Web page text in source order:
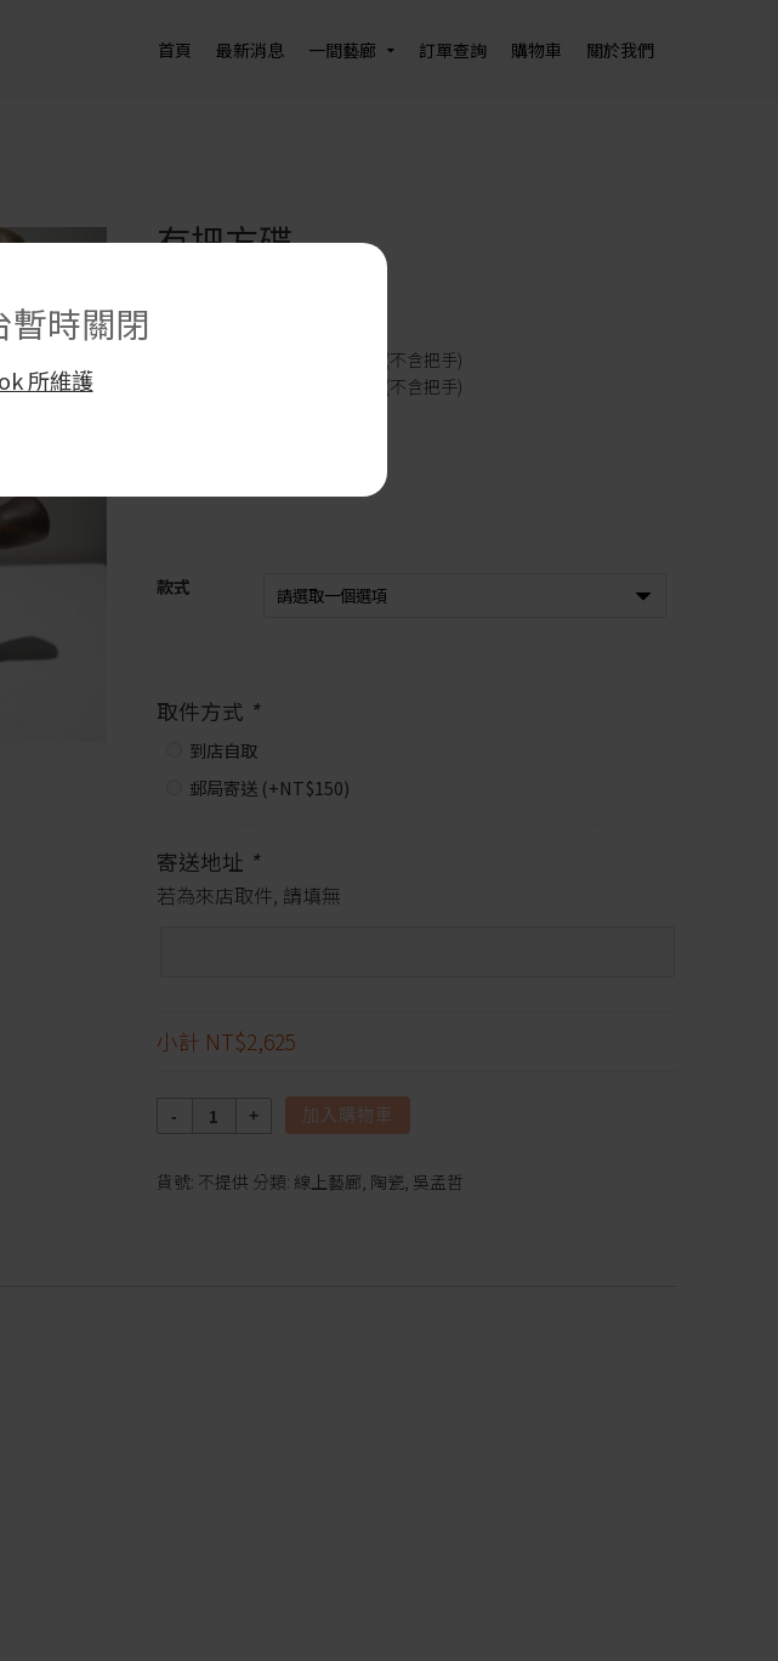
時關閉
所維護
首頁 最新消息 一間藝廊 訂單查詢 購物車 關於我們
有把方碟
款式 1：長 15 x 寬 14 x 高 5 cm (不含把手)
款式 2：長 13 x 寬 13 x 高 6 cm (不含把手)
款式
取件方式 *
到店自取
郵局寄送 (+NT$150)
寄送地址 *
若為來店取件, 請填無
小計 NT$2,625
加入購物車
貨號: 不提供 分類: 線上藝廊, 陶瓷, 吳孟哲